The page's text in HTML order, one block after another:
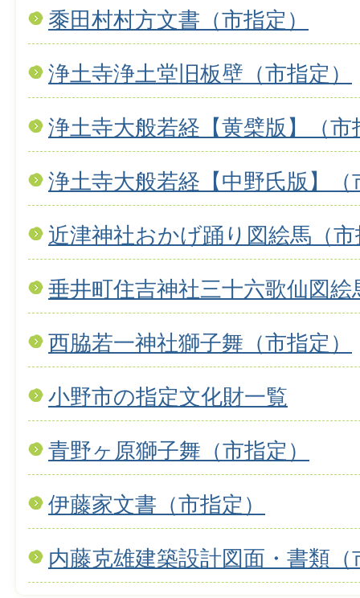
黍田村村方文書（市指定）
浄土寺浄土堂旧板壁（市指定）
浄土寺大般若経【黄檗版】（市
浄土寺大般若経【中野氏版】（
近津神社おかげ踊り図絵馬（
垂井町住吉神社三十六歌仙図絵
西脇若一神社獅子舞（市指定）
小野市の指定文化財一覧
青野ヶ原獅子舞（市指定）
伊藤家文書（市指定）
内藤克雄建築設計図面・書類（